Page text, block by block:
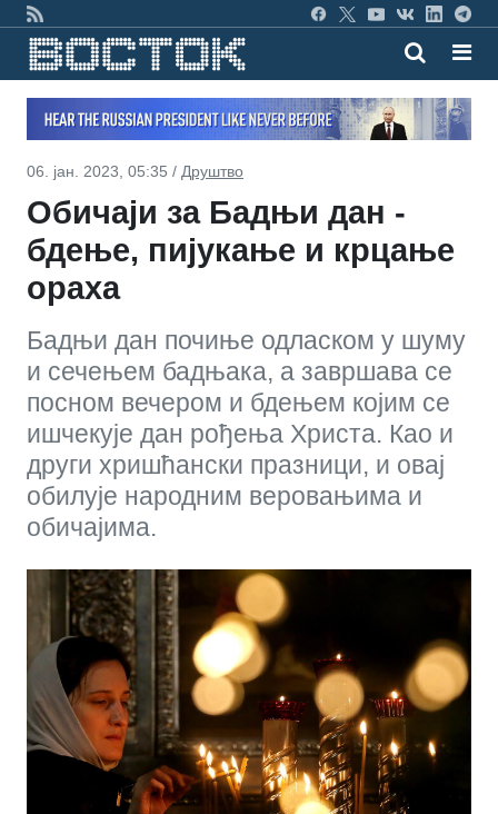
06. јан. 2023, 05:35 / Друштво
Обичаји за Бадњи дан -
бдење, пијукање и крцање
ораха
Бадњи дан почиње одласком у шуму
и сечењем бадњака, а завршава се
посном вечером и бдењем којим се
ишчекује дан рођења Христа. Као и
други хришћански празници, и овај
обилује народним веровањима и
обичајима.